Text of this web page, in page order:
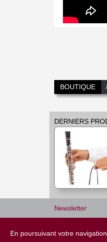
BOUTIQUE
En poursuivant votre
DERNIERS
Newsletter